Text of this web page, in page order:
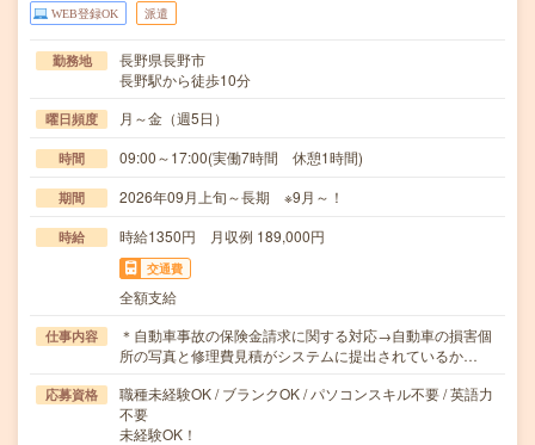
WEB登録OK 派遣
勤務地
長野県長野市
長野駅から徒歩10分
曜日頻度 月～金（週5日）
時間 09:00～17:00(実働7時間 休憩1時間)
期間 2026年09月上旬～長期 ※9月～！
時給 時給1350円 月収例 189,000円
交通費
全額支給
仕事内容
＊自動車事故の保険金請求に関する対応→自動車の損害個
所の写真と修理費見積がシステムに提出されているか…
応募資格
職種未経験OK / ブランクOK / パソコンスキル不要 / 英語力
不要
未経験OK！